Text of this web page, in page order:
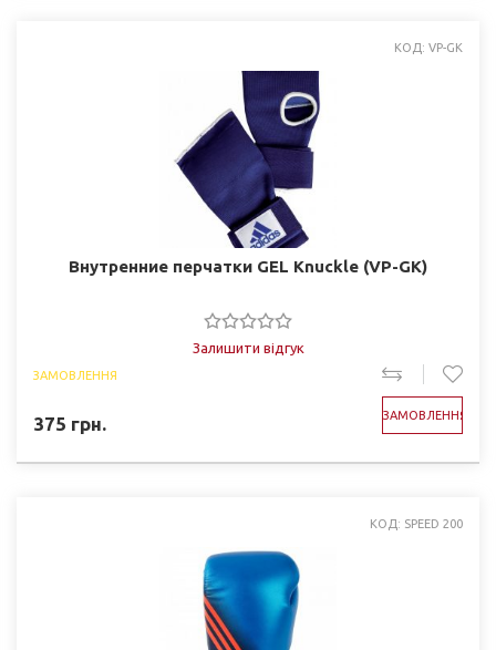
КОД: VP-GK
Внутренние перчатки GEL Knuckle (VP-GK)
Залишити відгук
ЗАМОВЛЕННЯ
375 грн. ЗАМОВЛЕННЯ
КОД: SPEED 200